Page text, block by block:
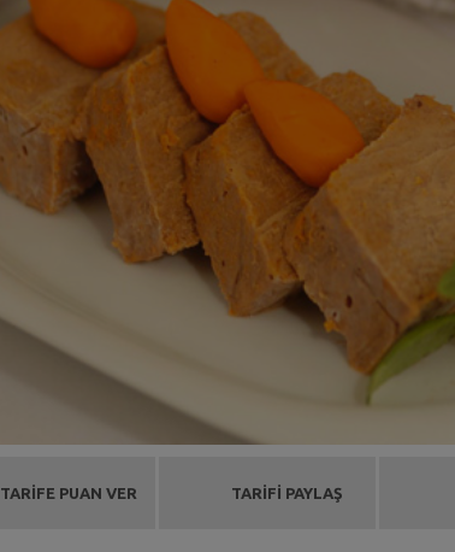
TARİFE PUAN VER TARİFİ PAYLAŞ